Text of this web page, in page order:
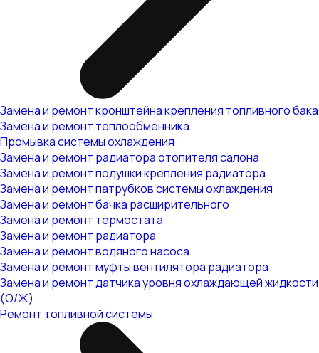
Замена и ремонт кронштейна крепления топливного бака
Замена и ремонт теплообменника
Промывка системы охлаждения
Замена и ремонт радиатора отопителя салона
Замена и ремонт подушки крепления радиатора
Замена и ремонт патрубков системы охлаждения
Замена и ремонт бачка расширительного
Замена и ремонт термостата
Замена и ремонт радиатора
Замена и ремонт водяного насоса
Замена и ремонт муфты вентилятора радиатора
Замена и ремонт датчика уровня охлаждающей жидкости
(О/Ж)
Ремонт топливной системы